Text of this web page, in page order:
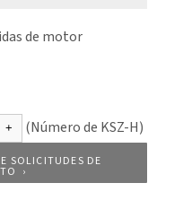
de motor
SOLICITUDES DE